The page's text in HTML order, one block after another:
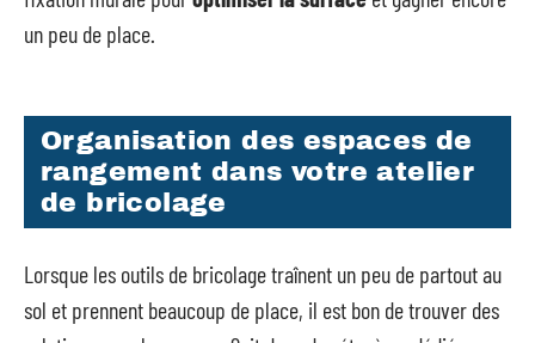
un peu de place.
Organisation des espaces de
rangement dans votre atelier
de bricolage
Lorsque les outils de bricolage traînent un peu de partout au
sol et prennent beaucoup de place, il est bon de trouver des